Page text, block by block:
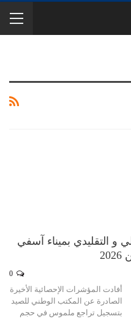
و التقليدي بميناء آسفي
أفادت المؤشرات الإحصائية الأخيرة
الصادرة عن المكتب الوطني للصيد
بتسجيل تراجع ملموس في حجم